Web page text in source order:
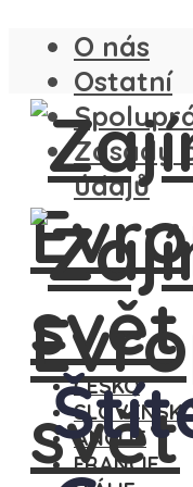
O nás
Ostatní
Zásady
údajů
ČESKO
ANGLIE
FRANCIE